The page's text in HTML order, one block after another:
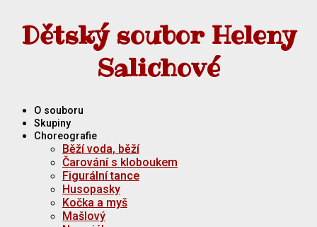
Dětský soubor Heleny
Salichové
O souboru
Skupiny
Choreografie
Běží voda, běží
Čarování s kloboukem
Figurální tance
Husopasky
Kočka a myš
Mašlový